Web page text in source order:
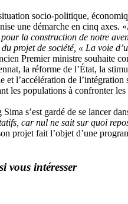
socio-politique,
une démarche en cinq axes. «
la construction de notre
projet de société, « La voie
Premier ministre souhaite
la réforme de l’État, la
et l’accélération de l’intégration
les populations à confronter les
s’est gardé de se lancer
car nul ne sait sur quoi
projet fait l’objet d’une
vous intéresser